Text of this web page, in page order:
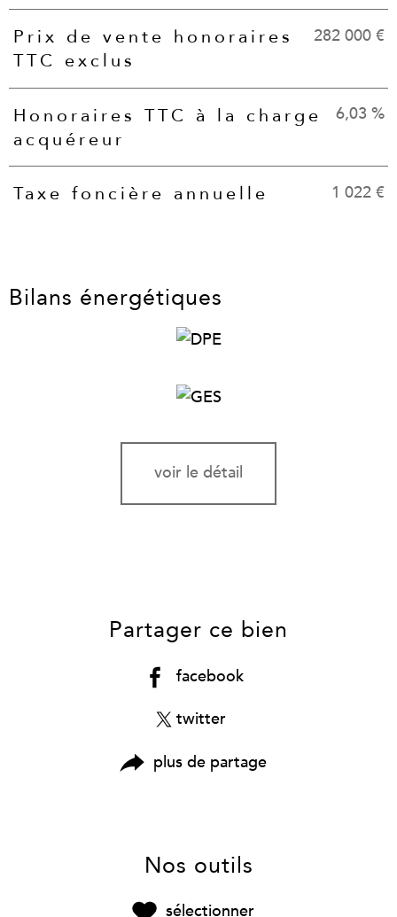
Prix de vente honoraires
TTC exclus
282 000 €
Honoraires TTC à la charge
acquéreur
6,03 %
Taxe foncière annuelle 1 022 €
Bilans énergétiques
voir le détail
Partager ce bien
facebook
twitter
plus de partage
Nos outils
sélectionner